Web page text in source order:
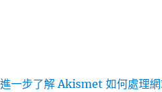
進一步了解 Akismet 如何處理